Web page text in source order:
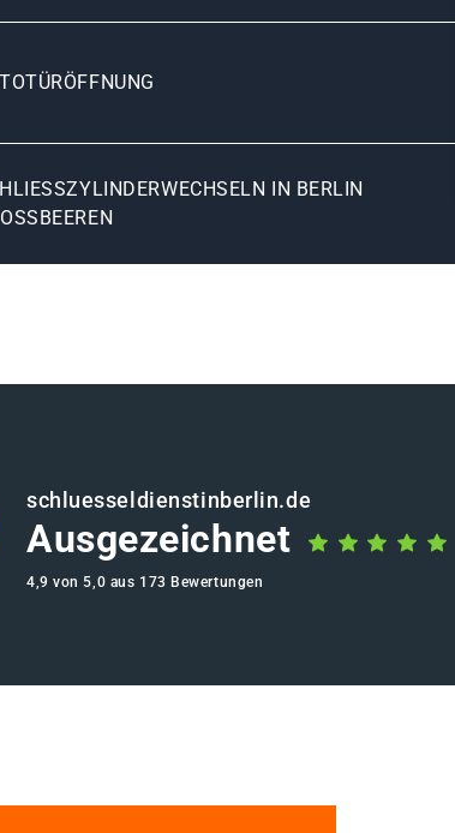
IN BERLIN G
schluesseldienstinberlin.de
Ausgezeichnet
4,9 von 5,0 aus 173 Bewertungen